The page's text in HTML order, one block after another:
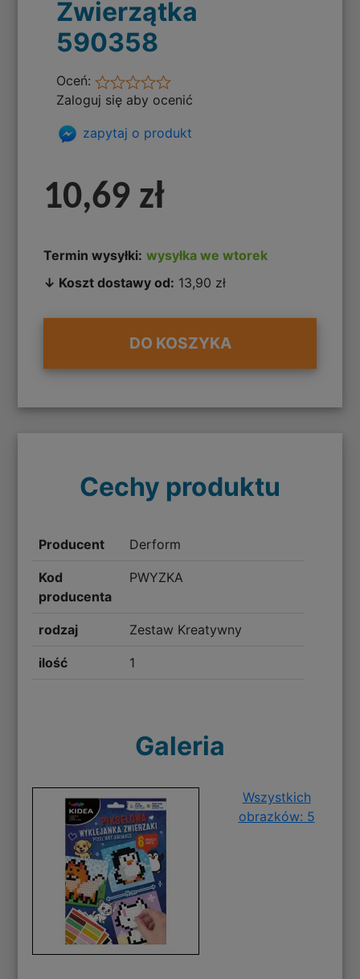
Zwierzątka
590358
Oceń:
Zaloguj się aby ocenić
zapytaj o produkt
10,69 zł
Termin wysyłki: wysyłka we wtorek
↓ Koszt dostawy od: 13,90 zł
DO KOSZYKA
Cechy produktu
Producent Derform
Kod
producenta
PWYZKA
rodzaj Zestaw Kreatywny
ilość 1
Galeria
Wszystkich
obrazków: 5